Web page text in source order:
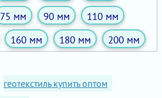
75 мм 90 мм
110 мм
160 мм 180 мм 200 мм
геотекстиль купить оптом